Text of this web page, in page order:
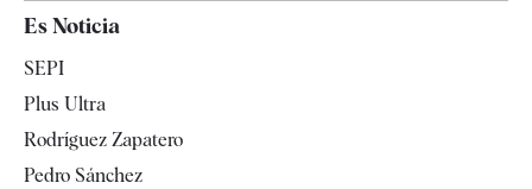
España
Televisión
Es Noticia
SEPI
Plus Ultra
Rodríguez Zapatero
Pedro Sánchez